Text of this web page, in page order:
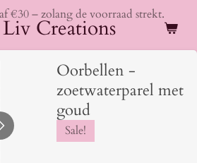
Liv Creations
€30 – zolang de voorraad strekt.
Oorbellen -
zoetwaterparel met
goud
Sale!